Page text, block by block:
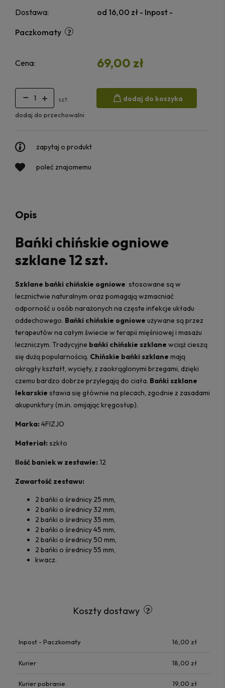
Dostawa:
od 16,00 zł - Inpost -
Paczkomaty
Cena: 69,00 zł
szt. dodaj do koszyka
dodaj do przechowalni
zapytaj o produkt
poleć znajomemu
Opis
Bańki chińskie ogniowe
szklane 12 szt.
Szklane bańki chińskie ogniowe stosowane są w
lecznictwie naturalnym oraz pomagają wzmacniać
odporność u osób narażonych na częste infekcje układu
oddechowego. Bańki chińskie ogniowe używane są przez
terapeutów na całym świecie w terapii mięśniowej i masażu
leczniczym. Tradycyjne bańki chińskie szklane wciąż cieszą
się dużą popularnością. Chińskie bańki szklane mają
okrągły kształt, wycięty, z zaokrąglonymi brzegami, dzięki
czemu bardzo dobrze przylegają do ciała. Bańki szklane
lekarskie stawia się głównie na plecach, zgodnie z zasadami
akupunktury (m.in. omijając kręgosłup).
Marka: 4FIZJO
Materiał: szkło
Ilość baniek w zestawie: 12
Zawartość zestawu:
2 bańki o średnicy 25 mm,
2 bańki o średnicy 32 mm,
2 bańki o średnicy 35 mm,
2 bańki o średnicy 45 mm,
2 bańki o średnicy 50 mm,
2 bańki o średnicy 55 mm,
kwacz.
Koszty dostawy
Inpost - Paczkomaty 16,00 zł
Kurier 18,00 zł
Kurier pobranie 19,00 zł